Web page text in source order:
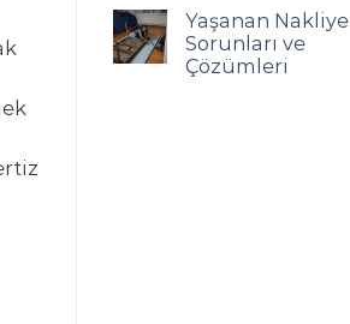
Yaşanan Nakliye
Sorunları ve
Çözümleri